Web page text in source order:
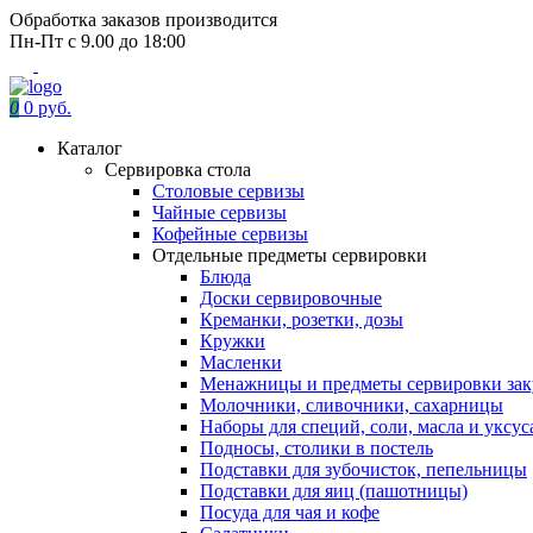
Обработка заказов производится
Пн-Пт с 9.00 до 18:00
0 0 руб.
Каталог
Сервировка стола
Столовые сервизы
Чайные сервизы
Кофейные сервизы
Отдельные предметы сервировки
Блюда
Доски сервировочные
Креманки, розетки, дозы
Кружки
Масленки
Менажницы и предметы сервировки
Молочники, сливочники, сахарницы
Наборы для специй, соли, масла и
Подносы, столики в постель
Подставки для зубочисток, пепельницы
Подставки для яиц (пашотницы)
Посуда для чая и кофе